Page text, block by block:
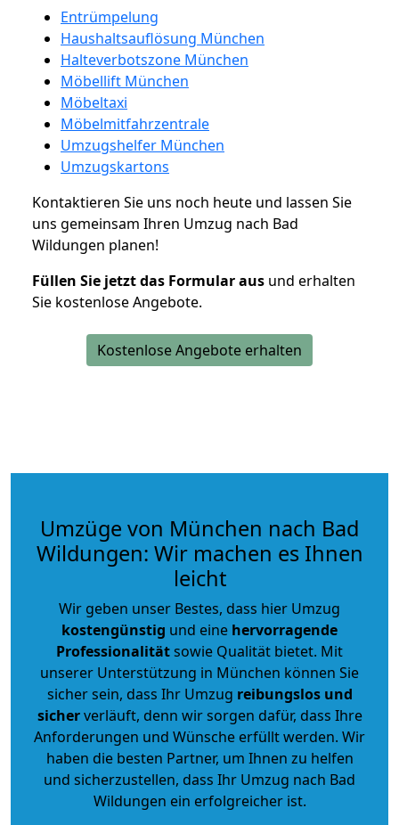
Entrümpelung
Haushaltsauflösung München
Halteverbotszone München
Möbellift München
Möbeltaxi
Möbelmitfahrzentrale
Umzugshelfer München
Umzugskartons
Kontaktieren Sie uns noch heute und lassen Sie
uns gemeinsam Ihren Umzug nach Bad
Wildungen planen!
Füllen Sie jetzt das Formular aus und erhalten
Sie kostenlose Angebote.
Kostenlose Angebote erhalten
Umzüge von München nach Bad
Wildungen: Wir machen es Ihnen
leicht
Wir geben unser Bestes, dass hier Umzug
kostengünstig und eine hervorragende
Professionalitätsowie Qualität bietet. Mit
unserer Unterstützung in München können Sie
sicher sein, dass Ihr Umzug reibungslos und
sicherverläuft, denn wir sorgen dafür, dass Ihre
Anforderungen und Wünsche erfüllt werden. Wir
haben die besten Partner, um Ihnen zu helfen
und sicherzustellen, dass Ihr Umzug nach Bad
Wildungen ein erfolgreicher ist.